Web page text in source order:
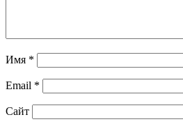
Имя *
Email *
Сайт